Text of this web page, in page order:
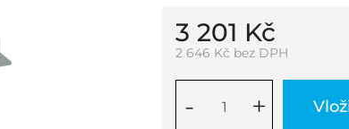
3 201 Kč
2 646 Kč bez DPH
+
-